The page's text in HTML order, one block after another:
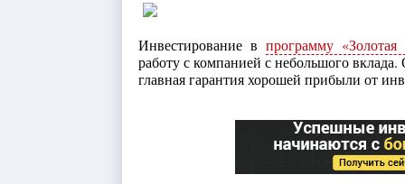
Инвестирование в программу «Золотая
работу с компанией с небольшого
главная гарантия хорошей прибыли от